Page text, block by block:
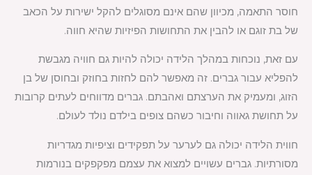
חוסר התאמה, מכיוון שהם אינם מסוגלים להקל ישירות על הכאב
של בת זוגם או להבין את התחושות הפיזיות שהיא חווה.
עם זאת, נוכחות במהלך הלידה יכולה להיות גם חוויה מגבשת
להפליא עבור גברים. זה מאפשר להם לחזות בחוזק ובחוסן של בן
הזוג, ומעמיק את הערצתם ואהבתם. גברים מדווחים לעתים קרובות
על תחושת גאווה וחיבור כשהם צופים בילדם נולד לעולם.
חווית הלידה יכולה גם לערער על תפקידים וציפיות מגדריות
מסורתיות. גברים עשויים למצוא את עצמם מפקפקים בנורמות